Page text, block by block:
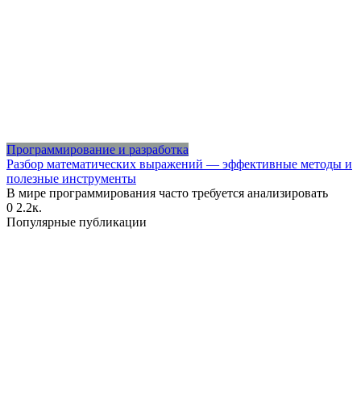
Программирование и разработка
Разбор математических выражений — эффективные методы и
полезные инструменты
В мире программирования часто требуется анализировать
0 2.2к.
Популярные публикации